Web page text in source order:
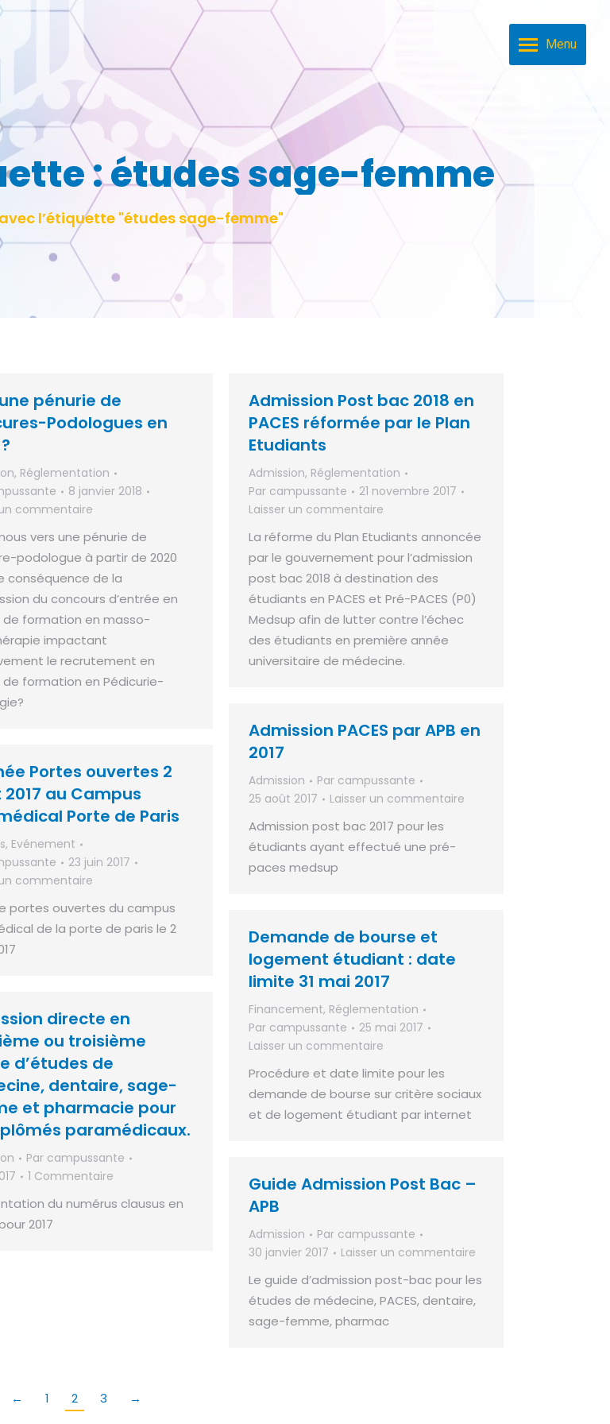
Menu
:études sage-femme
l’étiquette "études sage-femme"
pénurie de
Podologues en
, Réglementation
8 janvier 2018
commentaire
vers une pénurie de
podologue à partir de 2020
conséquence de la
du concours d’entrée en
formation en masso-
impactant
le recrutement en
formation en Pédicurie-
Admission Post bac 2018 en
PACES réformée par le Plan
Etudiants
Admission, Réglementation
Par campussante
21 novembre 2017
Laisser un commentaire
La réforme du Plan Etudiants annoncée
par le gouvernement pour l’admission
post bac 2018 à destination des
étudiants en PACES et Pré-PACES (P0)
Medsup afin de lutter contre l’échec
des étudiants en première année
universitaire de médecine.
Admission PACES par APB en
2017
Admission Par campussante
25 août 2017
Laisser un commentaire
Admission post bac 2017 pour les
étudiants ayant effectué une pré-
paces medsup
Portes ouvertes 2
au Campus
Porte de Paris
, Evénement
23 juin 2017
commentaire
portes ouvertes du campus
de la porte de paris le 2
Demande de bourse et
logement étudiant : date
limite 31 mai 2017
Financement, Réglementation
Par campussante
25 mai 2017
Laisser un commentaire
Procédure et date limite pour les
demande de bourse sur critère sociaux
et de logement étudiant par internet
directe en
ou troisième
d’études de
dentaire, sage-
et pharmacie pour
paramédicaux.
Par campussante
1 Commentaire
du numérus clausus en
2017
Guide Admission Post Bac –
APB
Admission Par campussante
30 janvier 2017
Laisser un commentaire
Le guide d’admission post-bac pour les
études de médecine, PACES, dentaire,
sage-femme, pharmac
← 1 2 3 →